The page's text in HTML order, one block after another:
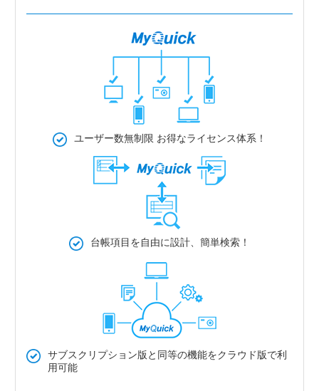
ユーザー数無制限 お得なライセンス体系！
台帳項目を自由に設計、簡単検索！
サブスクリプション版と同等の機能をクラウド版で利
用可能